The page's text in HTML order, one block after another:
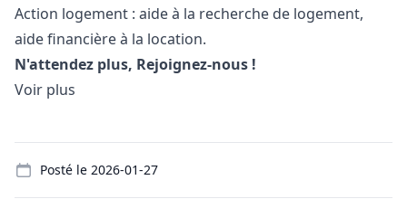
Action logement : aide à la recherche de logement,
aide financière à la location.
N'attendez plus, Rejoignez-nous !
Voir plus
Posté le 2026-01-27